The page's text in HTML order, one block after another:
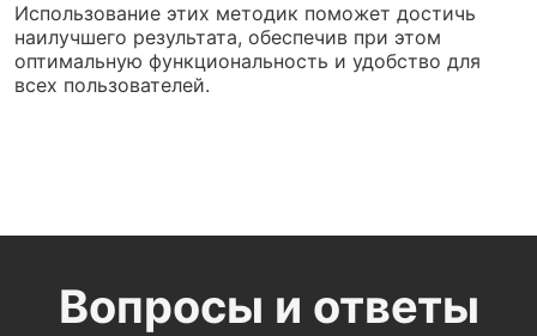
Использование этих методик поможет достичь
наилучшего результата, обеспечив при этом
оптимальную функциональность и удобство для
всех пользователей.
Вопросы и ответы